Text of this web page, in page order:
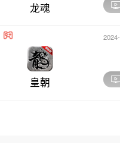
龙魂
皇朝